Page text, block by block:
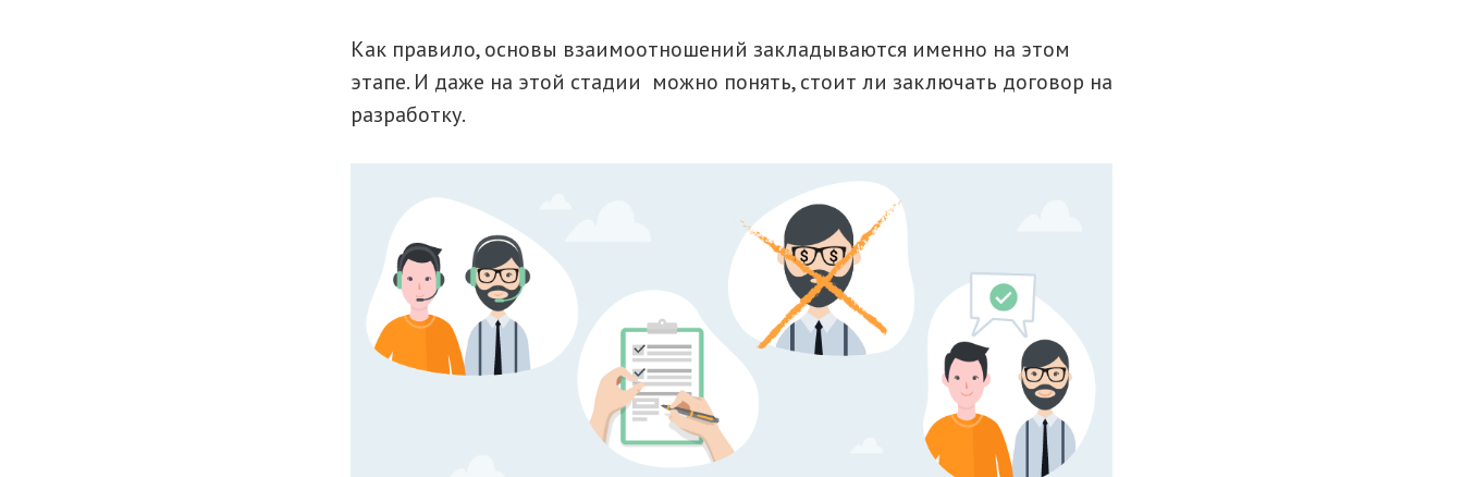
Как правило, основы взаимоотношений закладываются именно на этом
этапе. И даже на этой стадии можно понять, стоит ли заключать договор на
разработку.